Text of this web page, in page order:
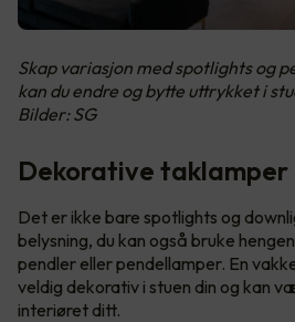
Skap variasjon med spotlights og
kan du endre og bytte uttrykket i
Bilder: SG
Dekorative taklamper
Det er ikke bare spotlights og
belysning, du kan også bruke
pendler eller pendellamper. En
veldig dekorativ i stuen din og kan
interiøret ditt.